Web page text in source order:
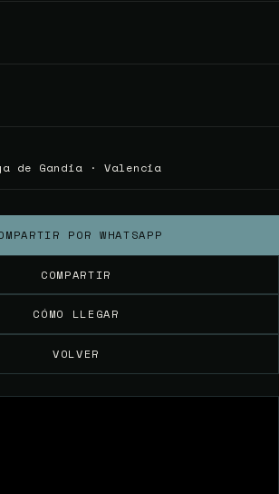
de Gandia · Valencia
POR WHATSAPP
COMPARTIR
CÓMO LLEGAR
VOLVER